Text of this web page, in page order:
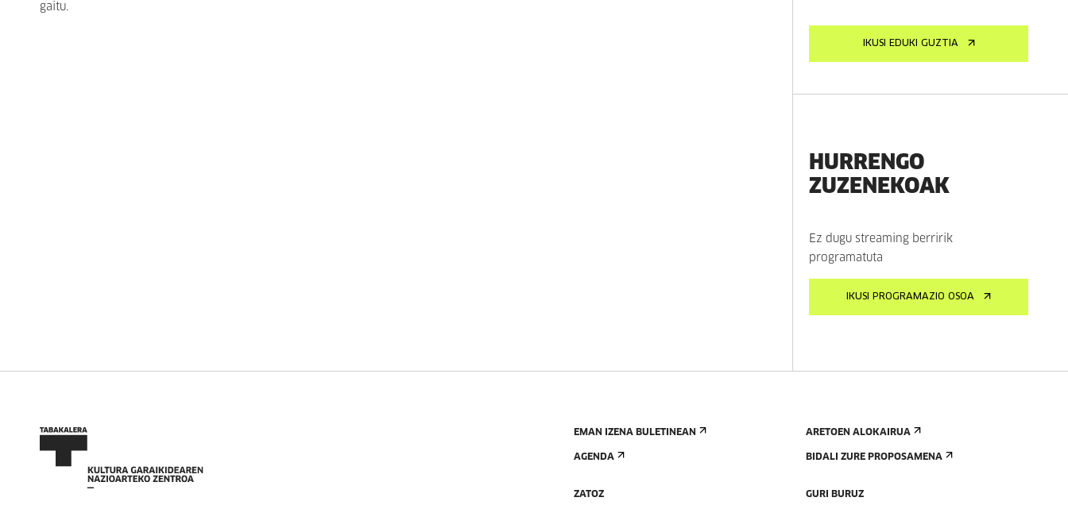
gaitu.
IKUSI EDUKI GUZTIA
HURRENGO
ZUZENEKOAK
Ez dugu streaming berririk
programatuta
IKUSI PROGRAMAZIO OSOA
EMAN IZENA BULETINEAN
AGENDA
ZATOZ
ARETOEN ALOKAIRUA
BIDALI ZURE PROPOSAMENA
GURI BURUZ